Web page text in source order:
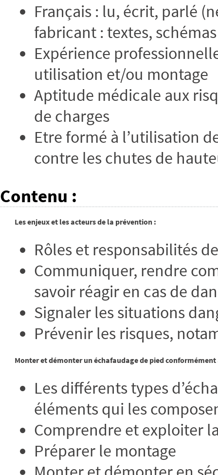
Français : lu, écrit, parlé
fabricant : textes,
Expérience
utilisation et/ou montage
Aptitude médicale aux
de charges
Etre formé à l’utilisation
contre les chutes de
Contenu :
Les enjeux et les acteurs de la prévention :
Rôles et responsabilités
Communiquer, rendre
savoir réagir en cas de
Signaler les situations
Prévenir les risques,
Monter et démonter un échafaudage de pied
Les différents types
éléments qui les
Comprendre et exploiter
Préparer le montage